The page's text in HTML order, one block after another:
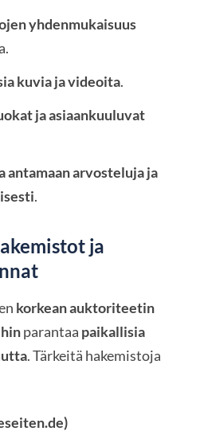
yhdenmukaisuus
kuvia ja videoita.
ja asiaankuuluvat
antamaan arvosteluja ja
.
ja
korkean auktoriteetin
parantaa paikallisia
. Tärkeitä hakemistoja